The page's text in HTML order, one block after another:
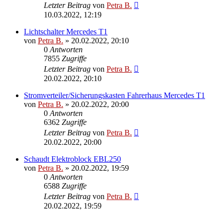
Letzter Beitrag von Petra B.
10.03.2022, 12:19
Lichtschalter Mercedes T1
von Petra B. » 20.02.2022, 20:10
0Antworten
7855 Zugriffe
Letzter Beitrag von Petra B.
20.02.2022, 20:10
Stromverteiler/Sicherungskasten Fahrerhaus Mercedes T1
von Petra B. » 20.02.2022, 20:00
0Antworten
6362 Zugriffe
Letzter Beitrag von Petra B.
20.02.2022, 20:00
Schaudt Elektroblock EBL250
von Petra B. » 20.02.2022, 19:59
0Antworten
6588 Zugriffe
Letzter Beitrag von Petra B.
20.02.2022, 19:59